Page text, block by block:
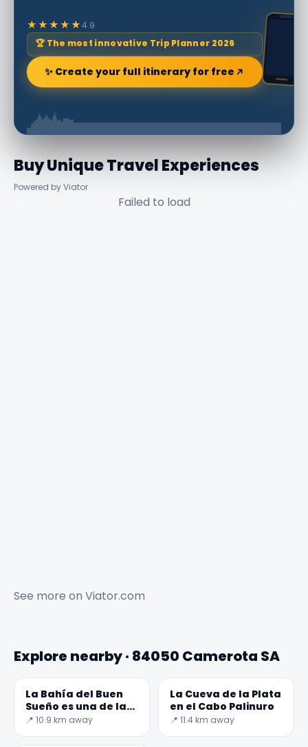
★★★★★4.9
🏆 The most innovative Trip Planner 2026
✨ Create your full itinerary for free
Buy Unique Travel Experiences
Powered by Viator
Failed to load
See more on Viator.com
Explore nearby · 84050 Camerota SA
La Bahía del Buen
Sueño es una de las
playas más
📍 10.9 km away
La Cueva de la Plata
en el Cabo Palinuro
📍 11.4 km away